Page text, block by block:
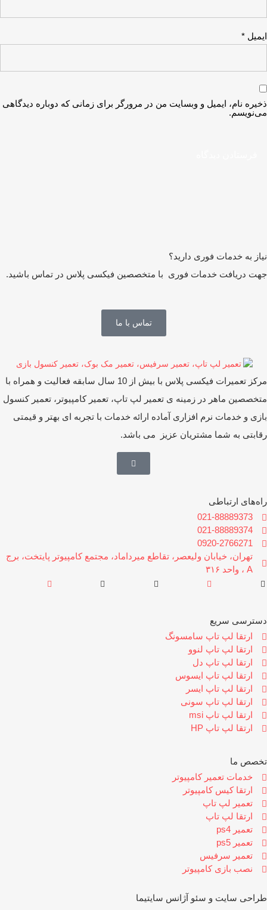
*
نام، ایمیل و وبسایت من در مرورگر برای زمانی که دوباره دیدگاهی
به خدمات فوری دارید؟
دریافت خدمات فوری با متخصصین فیکسی پلاس در تماس باشید.
تماس با ما
مرکز تعمیرات فیکسی پلاس با بیش از 10 سال سابقه فعالیت و همراه با
ماهر در زمینه ی تعمیر لپ تاپ، تعمیر کامپیوتر، تعمیر کنسول
و خدمات نرم افزاری آماده ارائه خدمات با تجربه ای بهتر و قیمتی
به شما مشتریان عزیز می باشد.
ارتباطی
021-88889373
021-88889374
0920-2766271
تهران، خیابان ولیعصر، تقاطع میرداماد، مجتمع کامپیوتر پایتخت، برج
A ، واحد ۳۱۶
سریع
ارتقا لپ تاپ سامسونگ
ارتقا لپ تاپ لنوو
ارتقا لپ تاپ دل
ارتقا لپ تاپ ایسوس
ارتقا لپ تاپ ایسر
ارتقا لپ تاپ سونی
ارتقا لپ تاپ msi
ارتقا لپ تاپ HP
ما
خدمات تعمیر کامپیوتر
ارتقا کیس کامپیوتر
تعمیر لپ تاپ
ارتقا لپ تاپ
تعمیر ps4
تعمیر ps5
تعمیر سرفیس
نصب بازی کامپیوتر
سایت و سئو آژانس سایتیما